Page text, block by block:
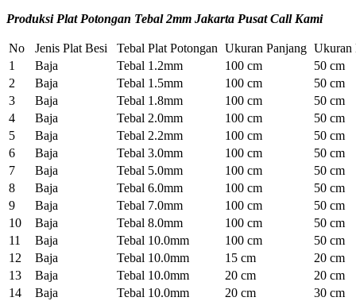
Produksi Plat Potongan Tebal 2mm Jakarta Pusat Call Kami
No Jenis Plat Besi Tebal Plat Potongan Ukuran Panjang Ukuran
1
Baja Tebal 1.2mm 100 cm
50 cm
2
Baja Tebal 1.5mm 100 cm
50 cm
3
Baja Tebal 1.8mm 100 cm
50 cm
4
Baja Tebal 2.0mm 100 cm
50 cm
5
Baja Tebal 2.2mm 100 cm
50 cm
6
Baja Tebal 3.0mm 100 cm
50 cm
7
Baja Tebal 5.0mm 100 cm
50 cm
8
Baja Tebal 6.0mm 100 cm
50 cm
9
Baja Tebal 7.0mm 100 cm
50 cm
10
Baja Tebal 8.0mm 100 cm
50 cm
11
Baja Tebal 10.0mm 100 cm
50 cm
12
Baja Tebal 10.0mm 15 cm
20 cm
13
Baja Tebal 10.0mm 20 cm
20 cm
14
Baja Tebal 10.0mm 20 cm
30 cm